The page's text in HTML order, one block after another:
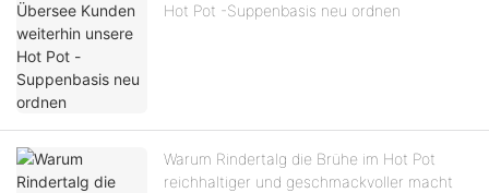
Hot Pot -Suppenbasis neu ordnen
Warum Rindertalg die Brühe im Hot Pot
reichhaltiger und geschmackvoller macht